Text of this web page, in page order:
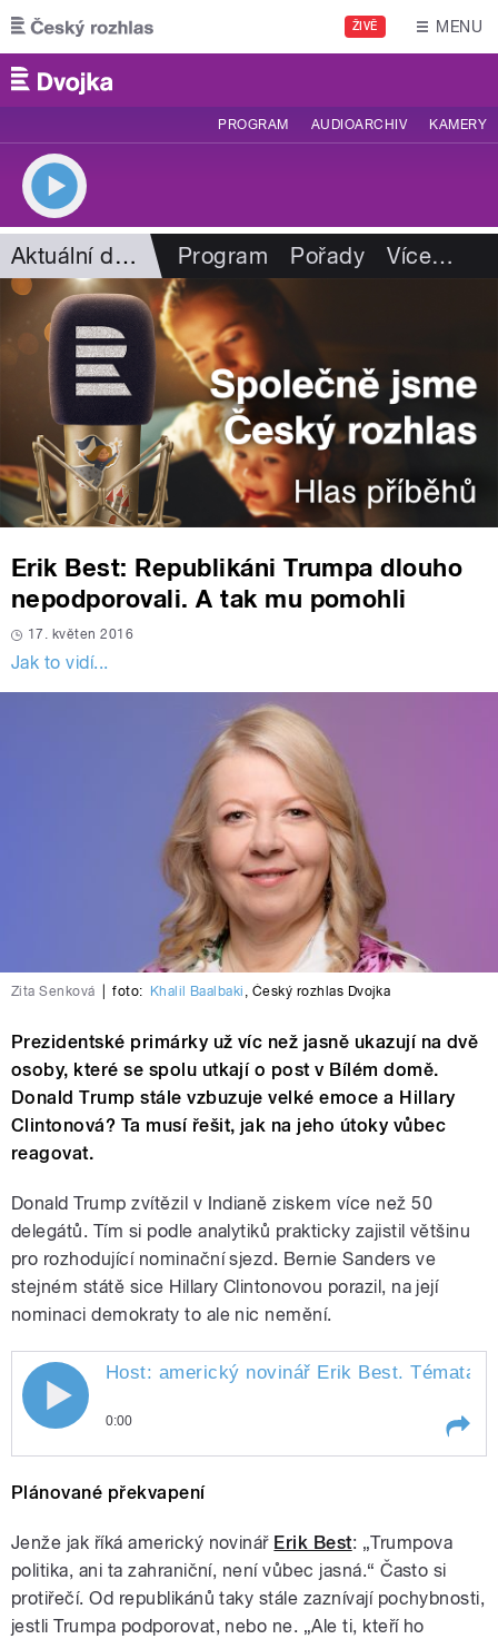
Přejít k hlavnímu obsahu
ŽIVĚ MENU
PROGRAM AUDIOARCHIV KAMERY
Aktuální dění Program Pořady Více…
Erik Best: Republikáni Trumpa dlouho
nepodporovali. A tak mu pomohli
17. květen 2016
Jak to vidí...
Zita Senková foto: Khalil Baalbaki , Český rozhlas Dvojka
Prezidentské primárky už víc než jasně ukazují na dvě
osoby, které se spolu utkají o post v Bílém domě.
Donald Trump stále vzbuzuje velké emoce a Hillary
Clintonová? Ta musí řešit, jak na jeho útoky vůbec
reagovat.
Donald Trump zvítězil v Indianě ziskem více než 50
delegátů. Tím si podle analytiků prakticky zajistil většinu
pro rozhodující nominační sjezd. Bernie Sanders ve
stejném státě sice Hillary Clintonovou porazil, na její
nominaci demokraty to ale nic nemění.
Host: americký novinář Erik Best. Témata:
0:00
Témata: význam cesty prezidenta
amerického prezidenta,
muslimský londýnský starosta,
čeká nás zestátnění ČT a dalších
podniků nebo bytů? Moderuje
Zita
Plánované překvapení
Jenže jak říká americký novinář Erik Best: „Trumpova
politika, ani ta zahraniční, není vůbec jasná.“ Často si
protiřečí. Od republikánů taky stále zaznívají pochybnosti,
jestli Trumpa podporovat, nebo ne. „Ale ti, kteří ho